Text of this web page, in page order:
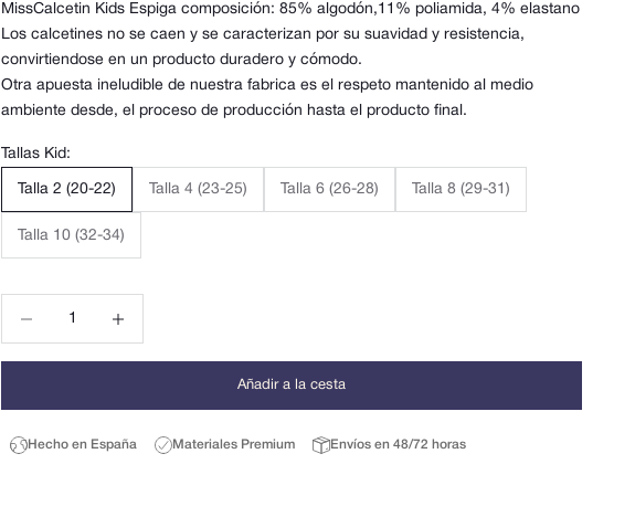
MissCalcetin Kids Espiga composición: 85% algodón,11% poliamida, 4% elastano
Los calcetines no se caen y se caracterizan por su suavidad y resistencia,
convirtiendose en un producto duradero y cómodo.
Otra apuesta ineludible de nuestra fabrica es el respeto mantenido al medio
ambiente desde, el proceso de producción hasta el producto final.
Tallas Kid:
Talla 2 (20-22) Talla 4 (23-25) Talla 6 (26-28) Talla 8 (29-31)
Talla 10 (32-34)
Añadir a la cesta
Hecho en España Materiales Premium Envíos en 48/72 horas